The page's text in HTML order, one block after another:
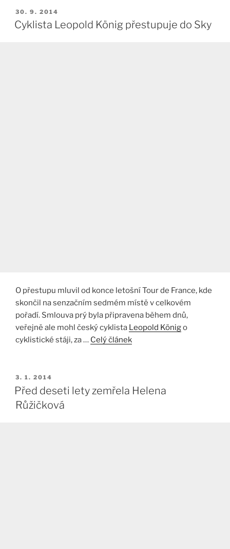
PUBLIKOVÁNO
30. 9. 2014
Cyklista Leopold König přestupuje do Sky
O přestupu mluvil od konce letošní Tour de France, kde
skončil na senzačním sedmém místě v celkovém
pořadí. Smlouva prý byla připravena během dnů,
veřejně ale mohl český cyklista Leopold Königo
cyklistické stáji, za … Celý článek
PUBLIKOVÁNO
3. 1. 2014
Před deseti lety zemřela Helena
Růžičková